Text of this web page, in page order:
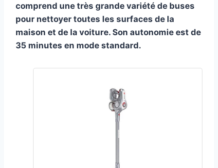
comprend une très grande variété de buses
pour nettoyer toutes les surfaces de la
maison et de la voiture. Son autonomie est de
35 minutes en mode standard.